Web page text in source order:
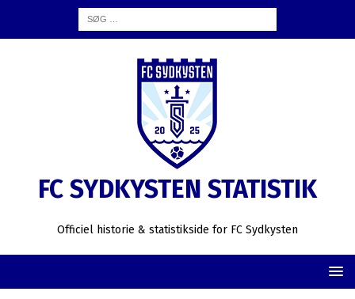
FC SYDKYSTEN STATISTIK
Officiel historie & statistikside for FC Sydkysten